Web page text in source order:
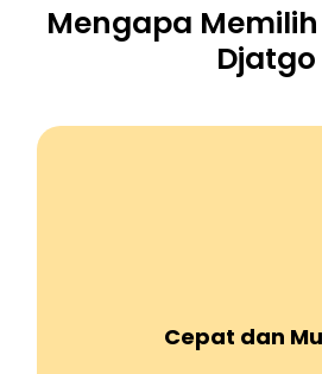
Mengapa
Djatgo
Cepat dan